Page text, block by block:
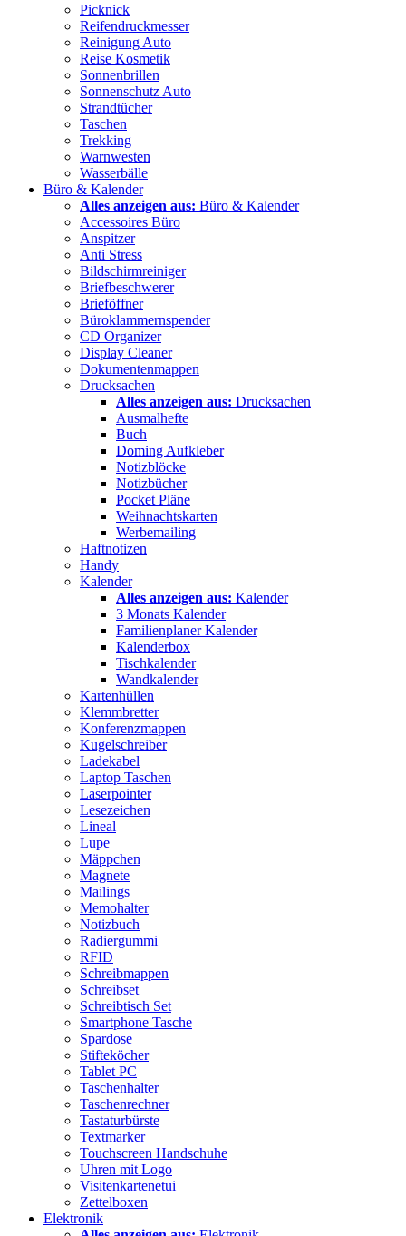
Picknick
Reifendruckmesser
Reinigung Auto
Reise Kosmetik
Sonnenbrillen
Sonnenschutz Auto
Strandtücher
Taschen
Trekking
Warnwesten
Wasserbälle
Büro & Kalender
Alles anzeigen aus: Büro & Kalender
Accessoires Büro
Anspitzer
Anti Stress
Bildschirmreiniger
Briefbeschwerer
Brieföffner
Büroklammernspender
CD Organizer
Display Cleaner
Dokumentenmappen
Drucksachen
Alles anzeigen aus: Drucksachen
Ausmalhefte
Buch
Doming Aufkleber
Notizblöcke
Notizbücher
Pocket Pläne
Weihnachtskarten
Werbemailing
Haftnotizen
Handy
Kalender
Alles anzeigen aus: Kalender
3 Monats Kalender
Familienplaner Kalender
Kalenderbox
Tischkalender
Wandkalender
Kartenhüllen
Klemmbretter
Konferenzmappen
Kugelschreiber
Ladekabel
Laptop Taschen
Laserpointer
Lesezeichen
Lineal
Lupe
Mäppchen
Magnete
Mailings
Memohalter
Notizbuch
Radiergummi
RFID
Schreibmappen
Schreibset
Schreibtisch Set
Smartphone Tasche
Spardose
Stifteköcher
Tablet PC
Taschenhalter
Taschenrechner
Tastaturbürste
Textmarker
Touchscreen Handschuhe
Uhren mit Logo
Visitenkartenetui
Zettelboxen
Elektronik